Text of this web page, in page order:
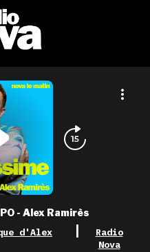
- Alex Ramirès
d'Alex
Radio
Nova